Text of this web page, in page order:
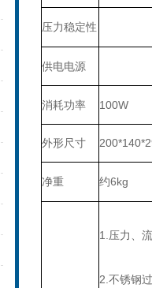
压力稳定性
供电电源
消耗功率 100W
外形尺寸
净重 约6kg
1.压力、
2.不锈钢